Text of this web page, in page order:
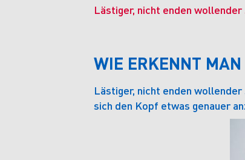
Lästiger, nicht enden
WIE ERKENNT
Lästiger, nicht enden
sich den Kopf etwas genauer